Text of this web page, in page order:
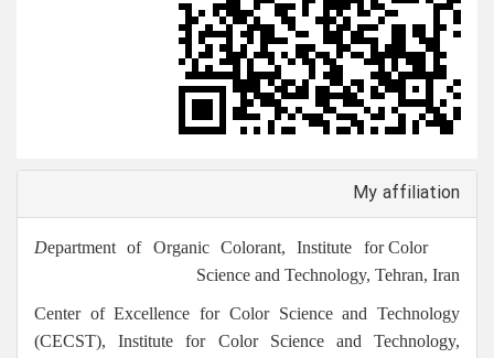
My affiliation
D
epartment of Organic Colorant, Institute for Color
Science and Technology, Tehran, Iran
Center of Excellence for Color Science and Technology
(CECST), Institute for Color Science and Technology,